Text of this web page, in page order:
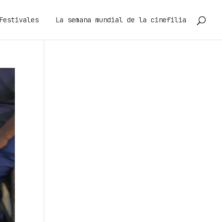
La semana mundial de la cinefilia